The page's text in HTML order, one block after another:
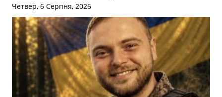
Четвер, 6 Серпня, 2026